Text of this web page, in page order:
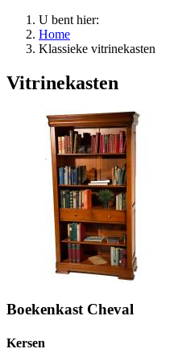
U bent hier:
Home
Klassieke vitrinekasten
Vitrinekasten
Boekenkast Cheval
Kersen